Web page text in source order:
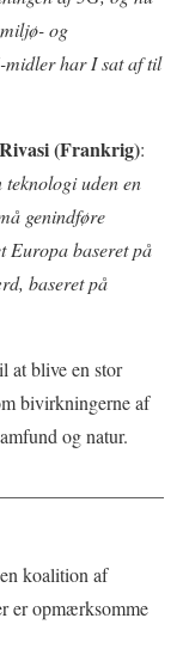
og
midler har I sat af til
(Frankrig):
uden en
genindføre
Europa baseret på
baseret på
at blive en stor
bivirkningerne af
og natur.
koalition af
er opmærksomme